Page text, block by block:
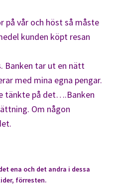
på vår och höst så måste
kunden köpt resan
Banken tar ut en nätt
med mina egna pengar.
tänkte på det….Banken
Om någon
ena och det andra i dessa
förresten.